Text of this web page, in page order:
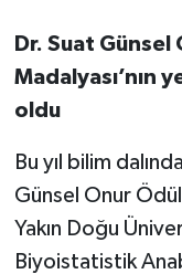
Dr. Suat Günsel
Madalyası’nın
oldu
Bu yıl bilim
Günsel Onur
Yakın Doğu
Biyoistatistik